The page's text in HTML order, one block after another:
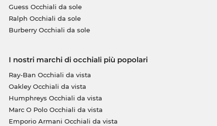
Guess Occhiali da sole
Ralph Occhiali da sole
Burberry Occhiali da sole
I nostri marchi di occhiali più popolari
Ray-Ban Occhiali da vista
Oakley Occhiali da vista
Humphreys Occhiali da vista
Marc O Polo Occhiali da vista
Emporio Armani Occhiali da vista